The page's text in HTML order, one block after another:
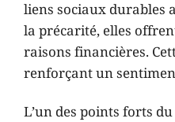
liens sociaux durables
la précarité, elles
raisons financières.
renforçant un
L’un des points forts